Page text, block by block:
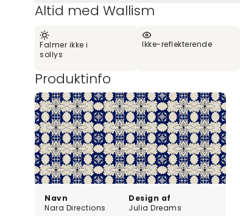
Altid med Wallism
Falmer ikke i
sollys
Ikke-reflekterende
Produktinfo
Navn
Nara Directions
Design af
Julia Dreams